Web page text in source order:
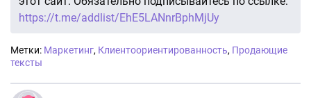
https://t.me/addlist/EhE5LANnrBphMjUy
Метки: Маркетинг, Клиентоориентированность, Продающие
тексты